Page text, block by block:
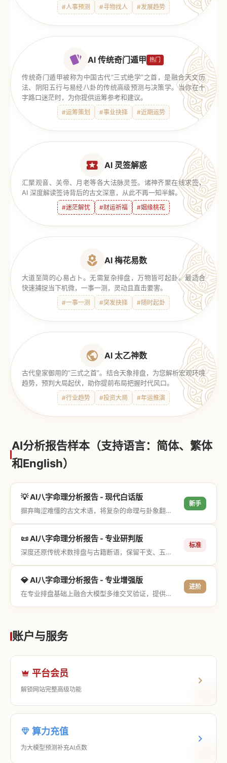
#人事预测 #寻物找人 #发展趋势
AI 传统奇门遁甲 热门
传统奇门遁甲被称为中国古代“三式绝学”之首，是融合天文历
法、阴阳五行与易经八卦的传统高级预测与决策学。当你在十
字路口迷茫时，为你提供运筹参考和建议。
#运筹策划 #事业抉择 #近期运势
AI 灵签解惑
汇聚观音、关帝、月老等各大法脉灵签。诸神齐聚在线求签，
AI 深度解读签诗背后的古文深意，从此不再一知半解。
#迷茫解忧 #财运祈福 #姻缘桃花
AI 梅花易数
大道至简的心易占卜。无需复杂排盘，万物皆可起卦。最适合
快速捕捉当下机微，一事一测，灵动且直击要害。
#一事一测 #突发抉择 #随时起卦
AI 太乙神数
古代皇家御用的“三式之首”。结合天象排盘，为您解析宏观环境
趋势，预判大局起伏，助你提前布局把握时代风口。
#行业趋势 #投资大局 #年运推演
AI分析报告样本（支持语言：简体、繁体
和English）
💡 AI八字命理分析报告 - 现代白话版
摒弃晦涩难懂的古文术语，将复杂的命理与卦象翻译成通俗易懂的现代大白话，直击结果与生活建议，零门槛轻松阅读。
新手
📜 AI八字命理分析报告 - 专业研判版
深度还原传统术数排盘与古籍断语，保留干支、五行与神煞等专业术语，适合追求严谨考证与具备易学基础的用户。
标准
💎 AI八字命理分析报告 - 专业增强版
在专业排盘基础上融合大模型多维交叉验证，提供更详尽的流年推演、应期运筹、象意深度剖析，以及全方位的运筹决策指导。
进阶
账户与服务
平台会员
解锁网站完整高级功能
算力充值
为大模型预测补充AI点数